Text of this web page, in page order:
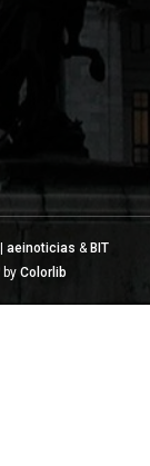
aeinoticias & BIT
by Colorlib